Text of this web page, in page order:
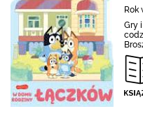
Rok
Gry